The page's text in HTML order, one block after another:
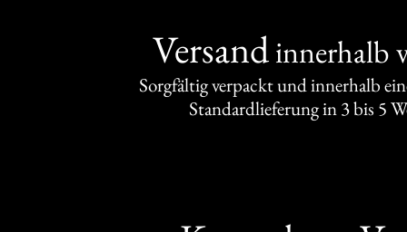
Versandinnerhalb
Sorgfältig verpackt und innerhalb
Standardlieferung in 3 bis 5